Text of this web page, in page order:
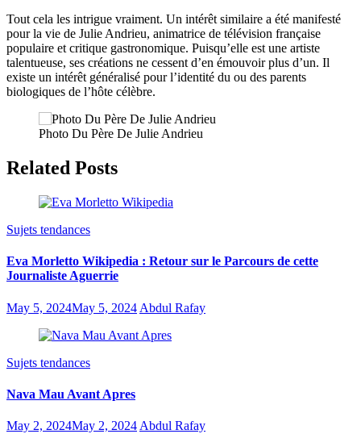
Tout cela les intrigue vraiment. Un intérêt similaire a été manifesté
pour la vie de Julie Andrieu, animatrice de télévision française
populaire et critique gastronomique. Puisqu’elle est une artiste
talentueuse, ses créations ne cessent d’en émouvoir plus d’un. Il
existe un intérêt généralisé pour l’identité du ou des parents
biologiques de l’hôte célèbre.
Photo Du Père De Julie Andrieu
Related Posts
Sujets tendances
Eva Morletto Wikipedia : Retour sur le Parcours de cette
Journaliste Aguerrie
May 5, 2024May 5, 2024 Abdul Rafay
Sujets tendances
Nava Mau Avant Apres
May 2, 2024May 2, 2024 Abdul Rafay